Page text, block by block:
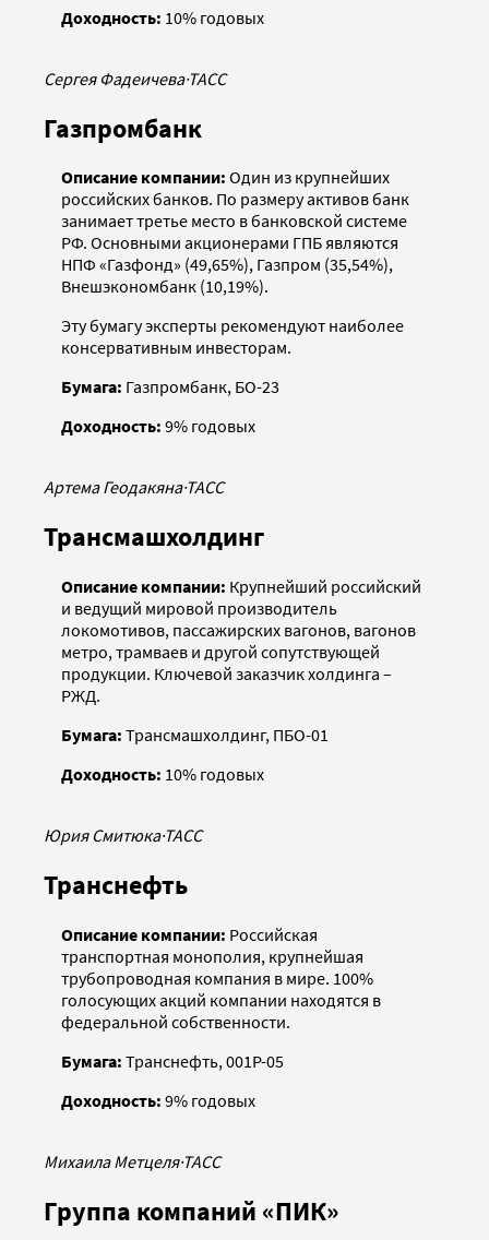
Доходность: 10% годовых
Сергея Фадеичева·ТАСС
Газпромбанк
Описание компании: Один из крупнейших
российских банков. По размеру активов банк
занимает третье место в банковской системе
РФ. Основными акционерами ГПБ являются
НПФ «Газфонд» (49,65%), Газпром (35,54%),
Внешэкономбанк (10,19%).
Эту бумагу эксперты рекомендуют наиболее
консервативным инвесторам.
Бумага: Газпромбанк, БО-23
Доходность: 9% годовых
Артема Геодакяна·ТАСС
Трансмашхолдинг
Описание компании: Крупнейший российский
и ведущий мировой производитель
локомотивов, пассажирских вагонов, вагонов
метро, трамваев и другой сопутствующей
продукции. Ключевой заказчик холдинга –
РЖД.
Бумага: Трансмашхолдинг, ПБО-01
Доходность: 10% годовых
Юрия Смитюка·ТАСС
Транснефть
Описание компании: Российская
транспортная монополия, крупнейшая
трубопроводная компания в мире. 100%
голосующих акций компании находятся в
федеральной собственности.
Бумага: Транснефть, 001Р-05
Доходность: 9% годовых
Михаила Метцеля·ТАСС
Группа компаний «ПИК»